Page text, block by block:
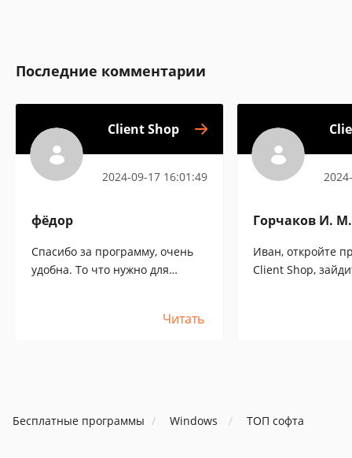
Последние комментарии
Client Shop
2024-09-17 16:01:49
фёдор
Спасибо за программу, очень
удобна. То что нужно для
Читать
Горчаков И. М.
Иван, откройте
Client Shop,
Бесплатные программы Windows ТОП софта